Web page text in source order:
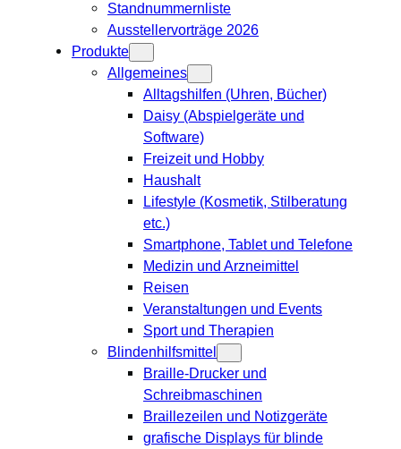
Standnummernliste
Ausstellervorträge 2026
Produkte
Allgemeines
Alltagshilfen (Uhren, Bücher)
Daisy (Abspielgeräte und
Software)
Freizeit und Hobby
Haushalt
Lifestyle (Kosmetik, Stilberatung
etc.)
Smartphone, Tablet und Telefone
Medizin und Arzneimittel
Reisen
Veranstaltungen und Events
Sport und Therapien
Blindenhilfsmittel
Braille-Drucker und
Schreibmaschinen
Braillezeilen und Notizgeräte
grafische Displays für blinde